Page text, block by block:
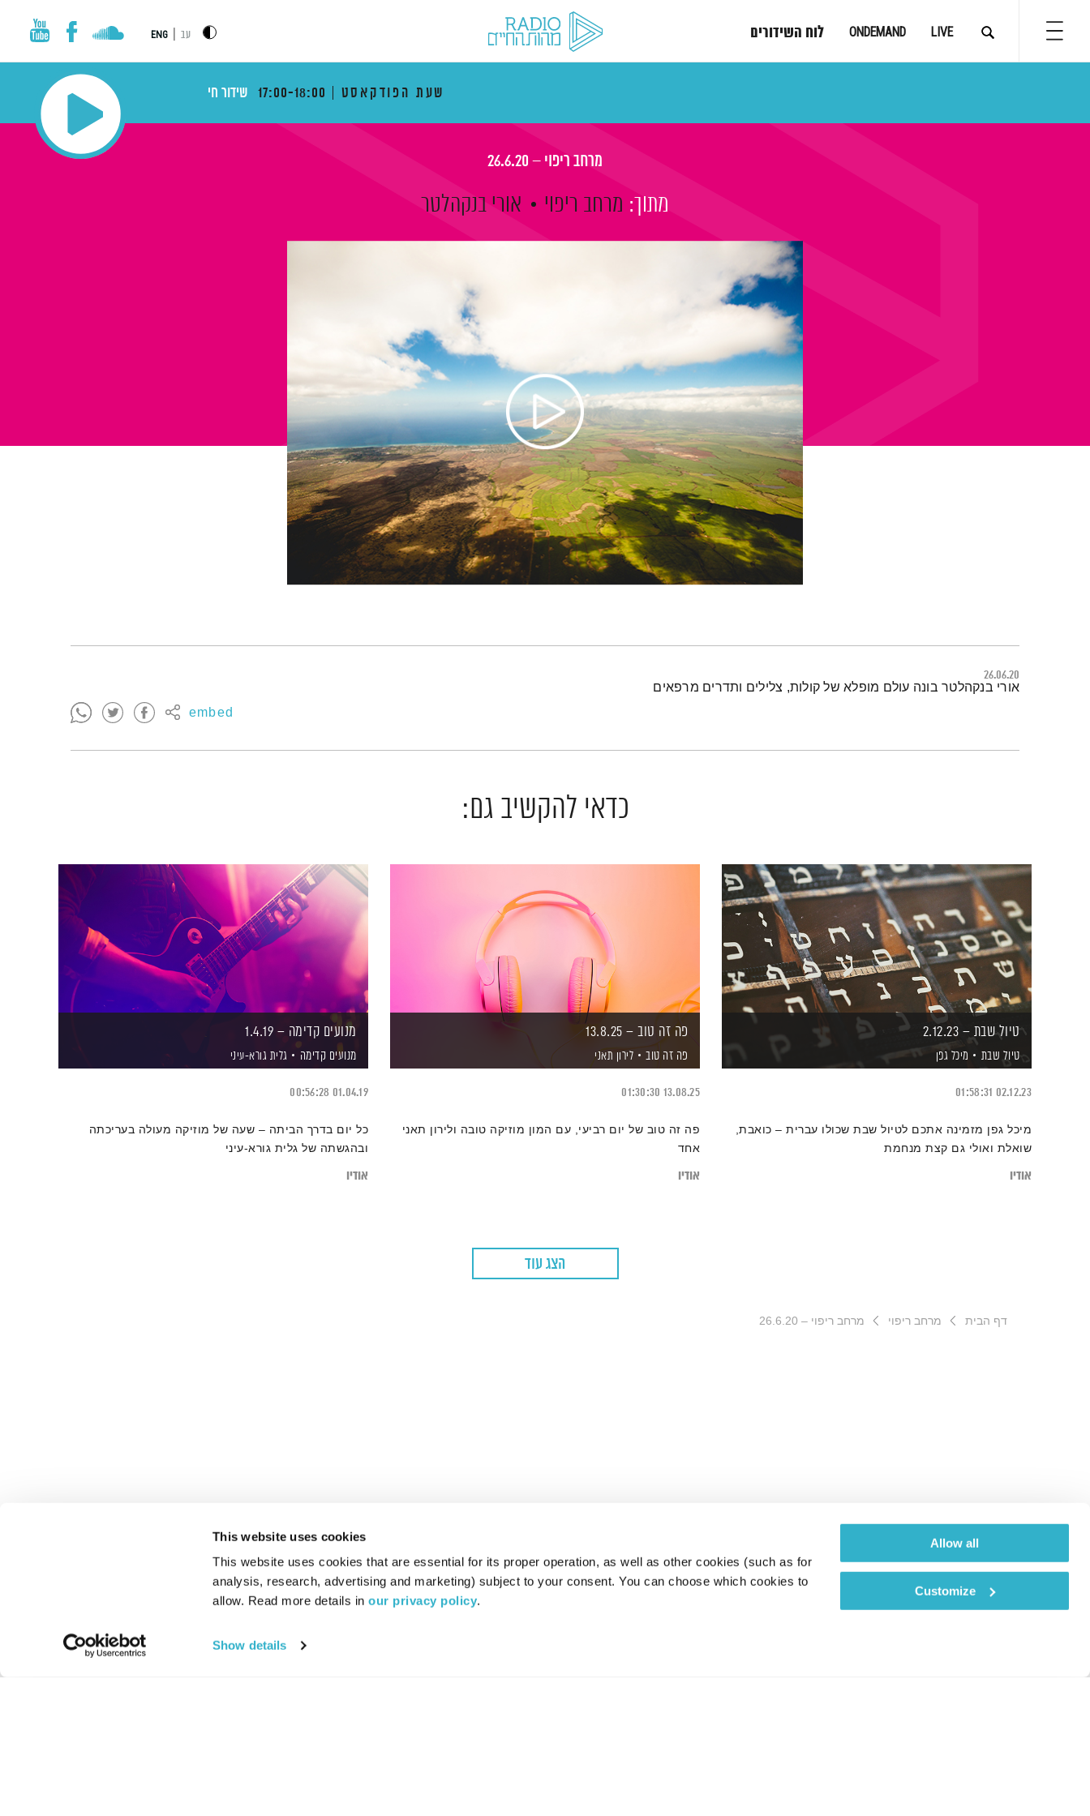
This website uses cookies
This website uses cookies that are essential for its proper operation, as well as other cookies (such as for
analysis, research, advertising and marketing) subject to your consent. You can choose which cookies to
allow. Read more details in our privacy policy.
Show details
Allow all
Customize
LIVE
ONDEMAND לוח השידורים עב ENG
שעת הפודקאסט 17:00-18:00 שידור חי
מרחב ריפוי – 26.6.20
מתוך: מרחב ריפוי אורי בנקהלטר
26.06.20
embed
תמצית הפודקאסט
אורי בנקהלטר בונה עולם מופלא של קולות, צלילים ותדרים מרפאים
כדאי להקשיב גם:
טיול שבת – 2.12.23
טיול שבת מיכל גפן
02.12.23
01:58:31
מיכל גפן מזמינה אתכם לטיול שבת שכולו עברית – כואבת,
שואלת ואולי גם קצת מנחמת
אודיו
פה זה טוב – 13.8.25
פה זה טוב לירון תאני
13.08.25
01:30:30
פה זה טוב של יום רביעי, עם המון מוזיקה טובה ולירון תאני
אחד
אודיו
מנועים קדימה – 1.4.19
מנועים קדימה גלית גורא-עיני
01.04.19
00:56:28
כל יום בדרך הביתה – שעה של מוזיקה מעולה בעריכתה
ובהגשתה של גלית גורא-עיני
אודיו
הצג עוד
דף הבית מרחב ריפוי מרחב ריפוי – 26.6.20